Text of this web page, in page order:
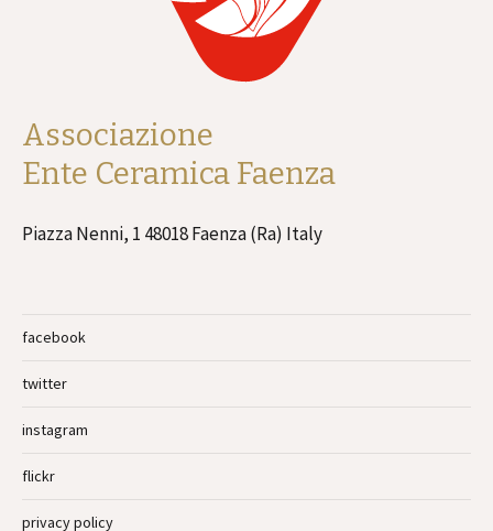
Associazione
Ente Ceramica Faenza
Piazza Nenni, 1 48018 Faenza (Ra) Italy
facebook
twitter
instagram
flickr
privacy policy